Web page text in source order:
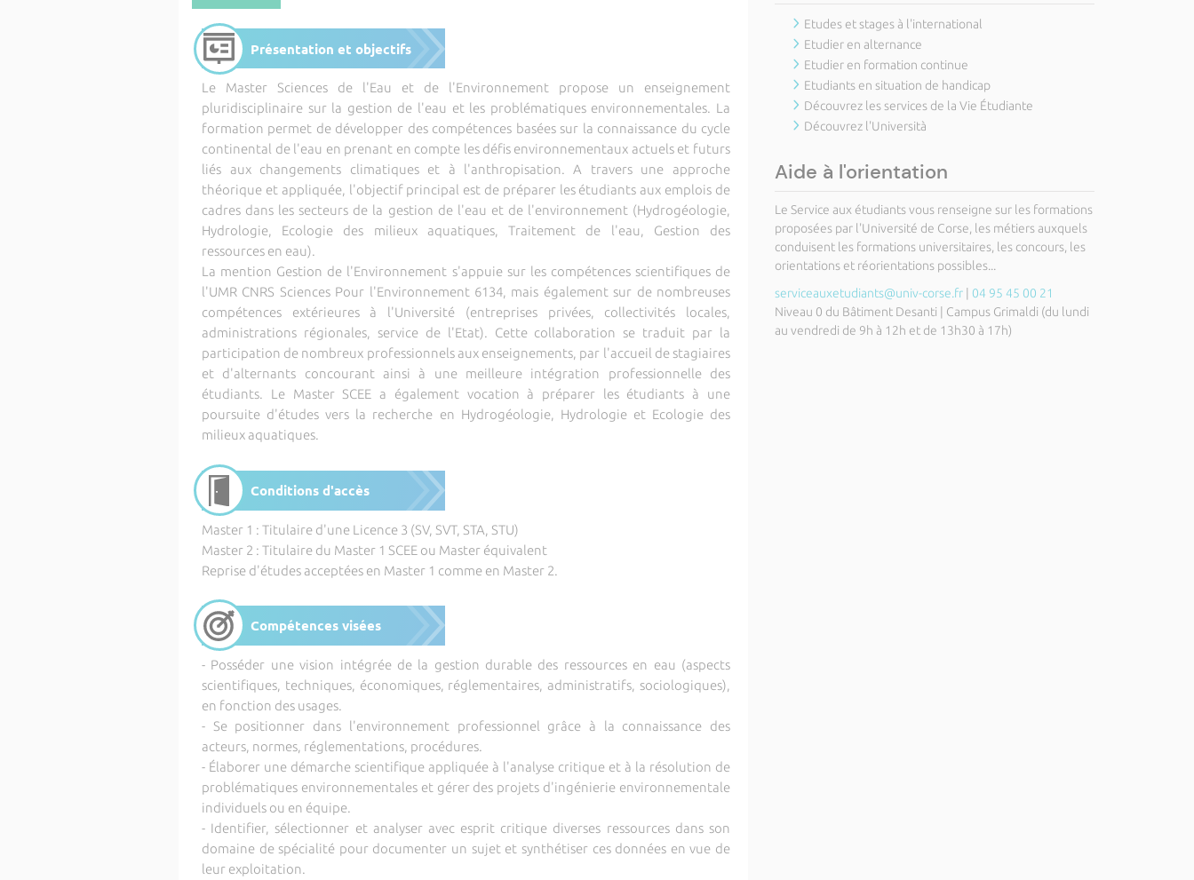
Présentation et objectifs
Le Master Sciences de l'Eau et de l'Environnement propose un enseignement
pluridisciplinaire sur la gestion de l'eau et les problématiques environnementales. La
formation permet de développer des compétences basées sur la connaissance du cycle
continental de l'eau en prenant en compte les défis environnementaux actuels et futurs
liés aux changements climatiques et à l'anthropisation. A travers une approche
théorique et appliquée, l'objectif principal est de préparer les étudiants aux emplois de
cadres dans les secteurs de la gestion de l'eau et de l'environnement (Hydrogéologie,
Hydrologie, Ecologie des milieux aquatiques, Traitement de l'eau, Gestion des
ressources en eau).
La mention Gestion de l'Environnement s'appuie sur les compétences scientifiques de
l'UMR CNRS Sciences Pour l'Environnement 6134, mais également sur de nombreuses
compétences extérieures à l'Université (entreprises privées, collectivités locales,
administrations régionales, service de l'Etat). Cette collaboration se traduit par la
participation de nombreux professionnels aux enseignements, par l'accueil de stagiaires
et d'alternants concourant ainsi à une meilleure intégration professionnelle des
étudiants. Le Master SCEE a également vocation à préparer les étudiants à une
poursuite d'études vers la recherche en Hydrogéologie, Hydrologie et Ecologie des
milieux aquatiques.
Conditions d'accès
Master 1 : Titulaire d'une Licence 3 (SV, SVT, STA, STU)
Master 2 : Titulaire du Master 1 SCEE ou Master équivalent
Reprise d'études acceptées en Master 1 comme en Master 2.
Compétences visées
- Posséder une vision intégrée de la gestion durable des ressources en eau (aspects
scientifiques, techniques, économiques, réglementaires, administratifs, sociologiques),
en fonction des usages.
- Se positionner dans l'environnement professionnel grâce à la connaissance des
acteurs, normes, réglementations, procédures.
- Élaborer une démarche scientifique appliquée à l'analyse critique et à la résolution de
problématiques environnementales et gérer des projets d'ingénierie environnementale
individuels ou en équipe.
- Identifier, sélectionner et analyser avec esprit critique diverses ressources dans son
domaine de spécialité pour documenter un sujet et synthétiser ces données en vue de
leur exploitation.
Etudes et stages à l'international
Etudier en alternance
Etudier en formation continue
Etudiants en situation de handicap
Découvrez les services de la Vie Étudiante
Découvrez l'Università
Aide à l'orientation
Le Service aux étudiants vous renseigne sur les formations
proposées par l'Université de Corse, les métiers auxquels
conduisent les formations universitaires, les concours, les
orientations et réorientations possibles...
serviceauxetudiants@univ-corse.fr| 04 95 45 00 21
Niveau 0 du Bâtiment Desanti | Campus Grimaldi (du lundi
au vendredi de 9h à 12h et de 13h30 à 17h)